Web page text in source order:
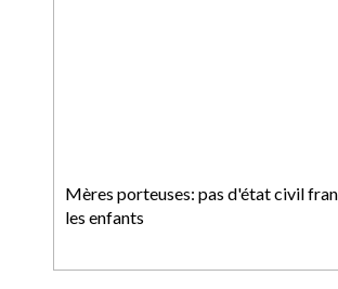
Mères porteuses: pas d'état civil
les enfants